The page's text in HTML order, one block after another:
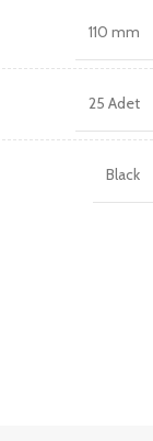
110 mm
25 Adet
Black